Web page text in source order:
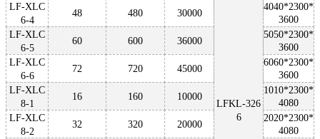
LFKL-326
6
LF-XLC
6-4
48 480 30000
4040*2300*
3600
LF-XLC
6-5
60 600 36000
5050*2300*
3600
LF-XLC
6-6
72 720 45000
6060*2300*
3600
LF-XLC
8-1
16 160 10000
1010*2300*
4080
LF-XLC
8-2
32 320 20000
2020*2300*
4080